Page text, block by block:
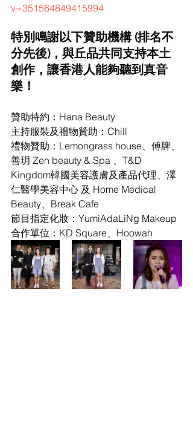
v=351564849415994
特別鳴謝以下贊助機構 (排名不
分先後)，與丘品共同支持本土
創作，讓香港人能夠聽到真音
樂！
贊助特約：Hana Beauty
主持服裝及禮物贊助：Chill
禮物贊助：Lemongrass house、傅牌、
善玥 Zen beauty & Spa 、T&D
Kingdom韓國美容護膚及產品代理、澤
仁醫學美容中心 及 Home Medical
Beauty、Break Cafe
節目指定化妝：YumiAdaLiNg Makeup
合作單位：KD Square、Hoowah